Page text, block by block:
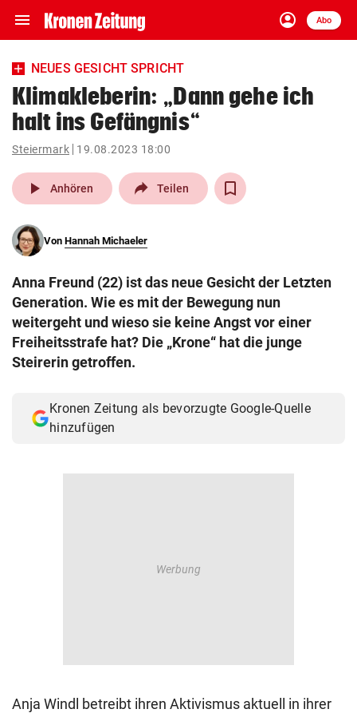
menu Navigation
ein-/ausklappen
account_circle
Anmelden
Abo
close Schließen
account_circle Anmelden
pin_drop
Wien arrow_right
search
eingeben
© Krone Multimedia GmbH & Co KG 2026
NEUES GESICHT SPRICHT
Klimakleberin: „Dann gehe ich
halt ins Gefängnis“
Steiermark 19.08.2023 18:00
play_arrow Anhören Teilen
Von Hannah Michaeler
Anna Freund (22) ist das neue Gesicht der Letzten
Generation. Wie es mit der Bewegung nun
weitergeht und wieso sie keine Angst vor einer
Freiheitsstrafe hat? Die „Krone“ hat die junge
Steirerin getroffen.
Kronen Zeitung als bevorzugte Google-Quelle
hinzufügen
Anja Windl betreibt ihren Aktivismus aktuell in ihrer